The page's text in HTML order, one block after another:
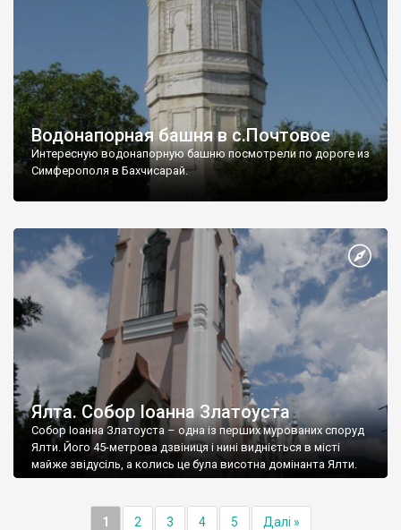
Водонапорная башня в с.Почтовое
Интересную водонапорную башню посмотрели по дороге из
Симферополя в Бахчисарай.
Ялта. Собор Іоанна Златоуста
Собор Іоанна Златоуста – одна із перших мурованих споруд
Ялти. Його 45-метрова дзвіниця і нині видніється в місті
майже звідусіль, а колись це була висотна домінанта Ялти.
1 2 3 4 5 Далі »